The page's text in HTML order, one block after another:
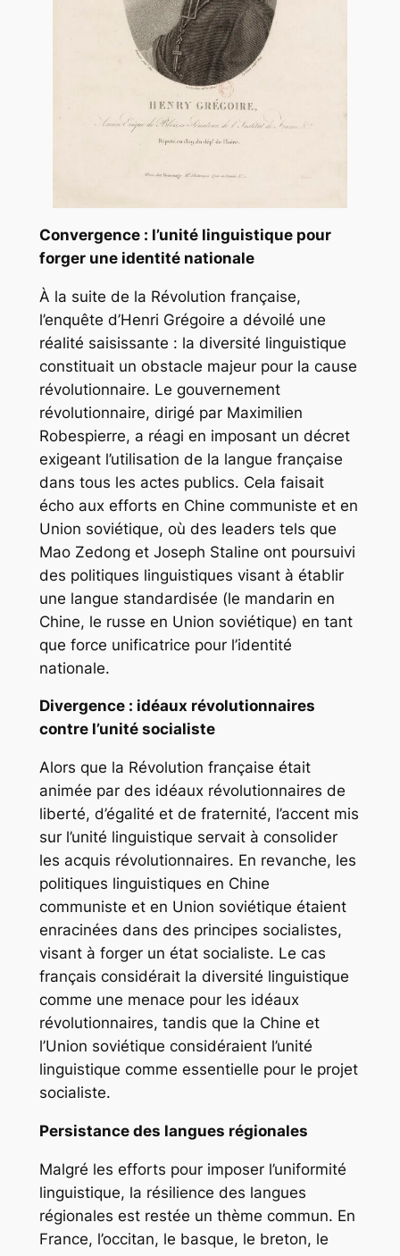
Convergence : l’unité linguistique pour
forger une identité nationale
À la suite de la Révolution française,
l’enquête d’Henri Grégoire a dévoilé une
réalité saisissante : la diversité linguistique
constituait un obstacle majeur pour la cause
révolutionnaire. Le gouvernement
révolutionnaire, dirigé par Maximilien
Robespierre, a réagi en imposant un décret
exigeant l’utilisation de la langue française
dans tous les actes publics. Cela faisait
écho aux efforts en Chine communiste et en
Union soviétique, où des leaders tels que
Mao Zedong et Joseph Staline ont poursuivi
des politiques linguistiques visant à établir
une langue standardisée (le mandarin en
Chine, le russe en Union soviétique) en tant
que force unificatrice pour l’identité
nationale.
Divergence : idéaux révolutionnaires
contre l’unité socialiste
Alors que la Révolution française était
animée par des idéaux révolutionnaires de
liberté, d’égalité et de fraternité, l’accent mis
sur l’unité linguistique servait à consolider
les acquis révolutionnaires. En revanche, les
politiques linguistiques en Chine
communiste et en Union soviétique étaient
enracinées dans des principes socialistes,
visant à forger un état socialiste. Le cas
français considérait la diversité linguistique
comme une menace pour les idéaux
révolutionnaires, tandis que la Chine et
l’Union soviétique considéraient l’unité
linguistique comme essentielle pour le projet
socialiste.
Persistance des langues régionales
Malgré les efforts pour imposer l’uniformité
linguistique, la résilience des langues
régionales est restée un thème commun. En
France, l’occitan, le basque, le breton, le